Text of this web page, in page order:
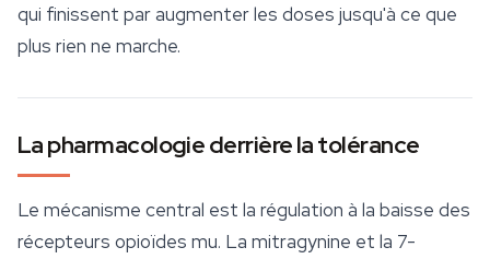
qui finissent par augmenter les doses jusqu'à ce que
plus rien ne marche.
La pharmacologie derrière la tolérance
Le mécanisme central est la régulation à la baisse des
récepteurs opioïdes mu. La mitragynine et la 7-